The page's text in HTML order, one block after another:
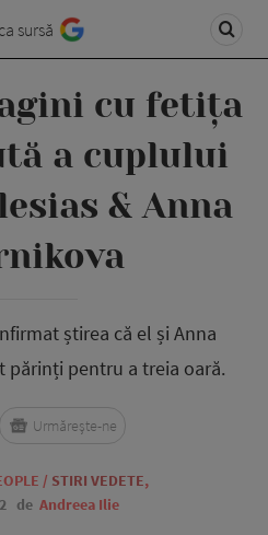
sursă
cu fetița
a cuplului
& Anna
știrea că el și Anna
părinți pentru a treia oară.
/ STIRI VEDETE,
de Andreea Ilie
Urmărește-ne